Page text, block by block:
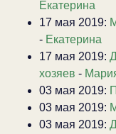
Екатерина
17 мая 2019:
- Екатерина
17 мая 2019:
хозяев -
03 мая 2019:
03 мая 2019:
03 мая 2019: